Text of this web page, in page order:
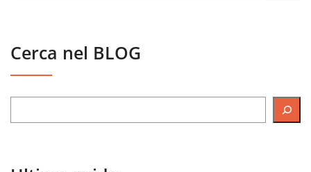
Cerca nel BLOG